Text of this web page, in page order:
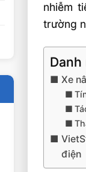
nhiễm
trường
Xe
điện